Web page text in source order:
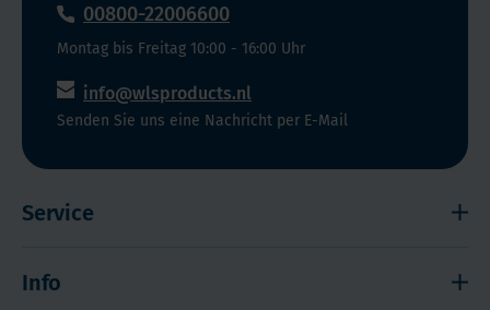
00800-22006600
Montag bis Freitag 10:00 - 16:00 Uhr
info@wlsproducts.nl
Senden Sie uns eine Nachricht per E-Mail
Service
Info